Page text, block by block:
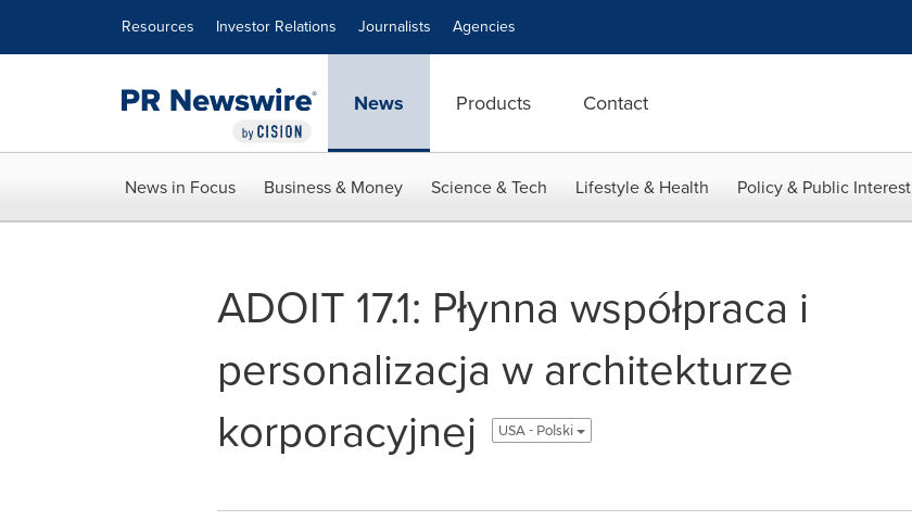
Resources Investor Relations Journalists Agencies
News Products Contact
News in Focus Business & Money Science & Tech Lifestyle & Health Policy & Public Interest
ADOIT 17.1: Płynna współpraca i
personalizacja w architekturze
korporacyjnej
USA - Polski